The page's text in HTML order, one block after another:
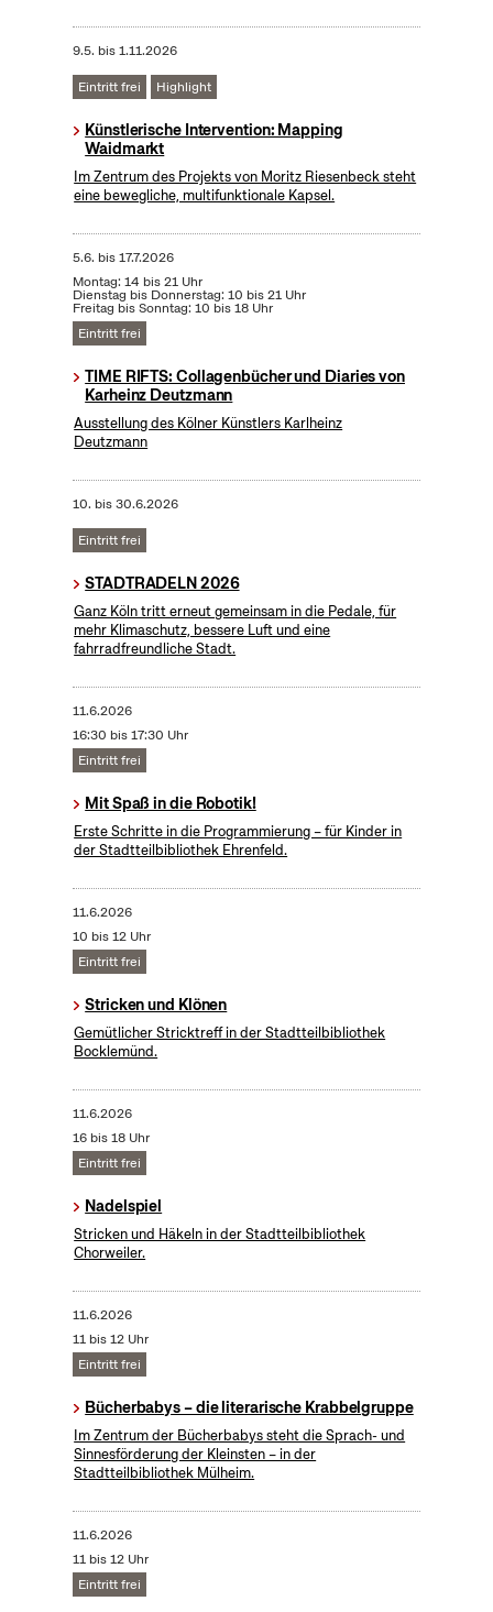
9.5. bis1.11.2026
Eintritt frei Highlight
Künstlerische Intervention: Mapping
Waidmarkt
Im Zentrum des Projekts von Moritz Riesenbeck steht
eine bewegliche, multifunktionale Kapsel.
5.6. bis17.7.2026
Montag: 14 bis 21 Uhr
Dienstag bis Donnerstag: 10 bis 21 Uhr
Freitag bis Sonntag: 10 bis 18 Uhr
Eintritt frei
TIME RIFTS: Collagenbücher und Diaries von
Karheinz Deutzmann
Ausstellung des Kölner Künstlers Karlheinz
Deutzmann
10. bis30.6.2026
Eintritt frei
STADTRADELN 2026
Ganz Köln tritt erneut gemeinsam in die Pedale, für
mehr Klimaschutz, bessere Luft und eine
fahrradfreundliche Stadt.
11.6.2026
16:30 bis 17:30 Uhr
Eintritt frei
Mit Spaß in die Robotik!
Erste Schritte in die Programmierung – für Kinder in
der Stadtteilbibliothek Ehrenfeld.
11.6.2026
10 bis 12 Uhr
Eintritt frei
Stricken und Klönen
Gemütlicher Stricktreff in der Stadtteilbibliothek
Bocklemünd.
11.6.2026
16 bis 18 Uhr
Eintritt frei
Nadelspiel
Stricken und Häkeln in der Stadtteilbibliothek
Chorweiler.
11.6.2026
11 bis 12 Uhr
Eintritt frei
Bücherbabys – die literarische Krabbelgruppe
Im Zentrum der Bücherbabys steht die Sprach- und
Sinnesförderung der Kleinsten – in der
Stadtteilbibliothek Mülheim.
11.6.2026
11 bis 12 Uhr
Eintritt frei